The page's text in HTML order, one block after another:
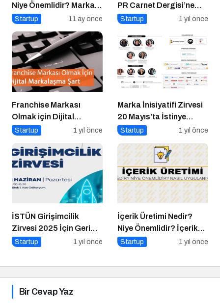
Niye Önemlidir? Marka
İletişimi Nasıl Yapılır?
Startup 11 ay önce
PR Carnet Dergisi’ne
Konuştu
Startup 1 yıl önce
Franchise Markası
Olmak için Dijital
Markalaşma Şart
Startup 1 yıl önce
Marka İnisiyatifi Zirvesi
20 Mayıs’ta İstinye
Üniversitesi’nde!
Startup 1 yıl önce
İSTÜN Girişimcilik
Zirvesi 2025 İçin Geri
Sayım
Startup 1 yıl önce
İçerik Üretimi Nedir?
Niye Önemlidir? İçerik
Üretimi Nasıl Yapılır?
Startup 1 yıl önce
Bir Cevap Yaz